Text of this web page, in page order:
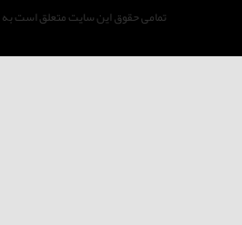
تمامی حقوق این سایت متعلق است